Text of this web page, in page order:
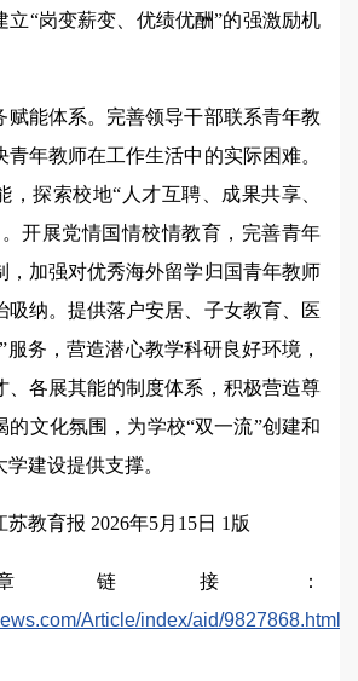
立“岗变薪变、优绩优酬”的强激励机
赋能体系。完善领导干部联系青年教
年教师在工作生活中的实际困难。
，探索校地“人才互聘、成果共享、
开展党情国情校情教育，完善青年
，加强对优秀海外留学归国青年教师
吸纳。提供落户安居、子女教育、医
服务，营造潜心教学科研良好环境，
、各展其能的制度体系，积极营造尊
的文化氛围，为学校“双一流”创建和
建设提供支撑。
教育报 2026年5月15日 1版
链接：
Article/index/aid/9827868.html